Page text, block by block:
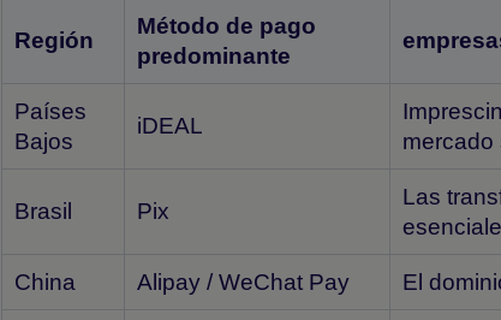
Región
Método de pago
predominante
Países
Bajos
iDEAL
mercado
Brasil Pix
Las
China Alipay / WeChat Pay El